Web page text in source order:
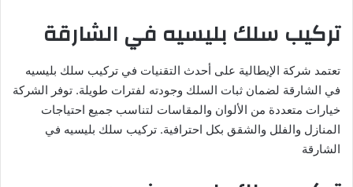
تركيب سلك بليسيه في الشارقة
تعتمد شركة الإيطالية على أحدث التقنيات في تركيب سلك بليسيه
في الشارقة لضمان ثبات السلك وجودته لفترات طويلة. توفر الشركة
خيارات متعددة من الألوان والمقاسات لتناسب جميع احتياجات
المنازل والفلل والشقق بكل احترافية. تركيب سلك بليسيه في
الشارقة